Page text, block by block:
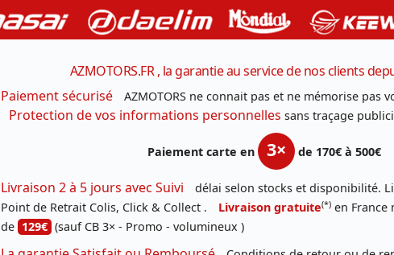
AZMOTORS.FR , la garantie au service de nos clients
Paiement sécurisé
AZMOTORS ne connait pas et ne mémorise pas
Protection de vos informations personnelles sans traçage
Paiement carte en 3× de 170€ à 500€
Livraison 2 à 5 jours avec Suivi
délai selon stocks et disponibilité.
Point de Retrait Colis, Click & Collect .
Livraison gratuite(*) en
de 129€ (sauf CB 3× - Promo - volumineux )